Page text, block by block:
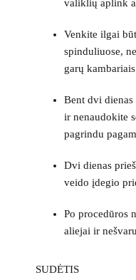
valiklių aplink
Venkite ilgai
spinduliuose,
garų
Bent dvi
ir nenaudokite
pagrindu
Dvi dienas
veido įdegio
Po procedūros
aliejai ir
SUDĖTIS